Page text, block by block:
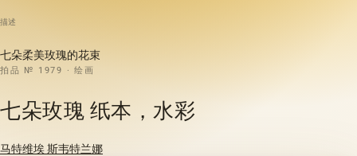
描述
七朵柔美玫瑰的花束
拍品 № 1979 · 绘画
七朵玫瑰 纸本，水彩
马特维埃 斯韦特兰娜